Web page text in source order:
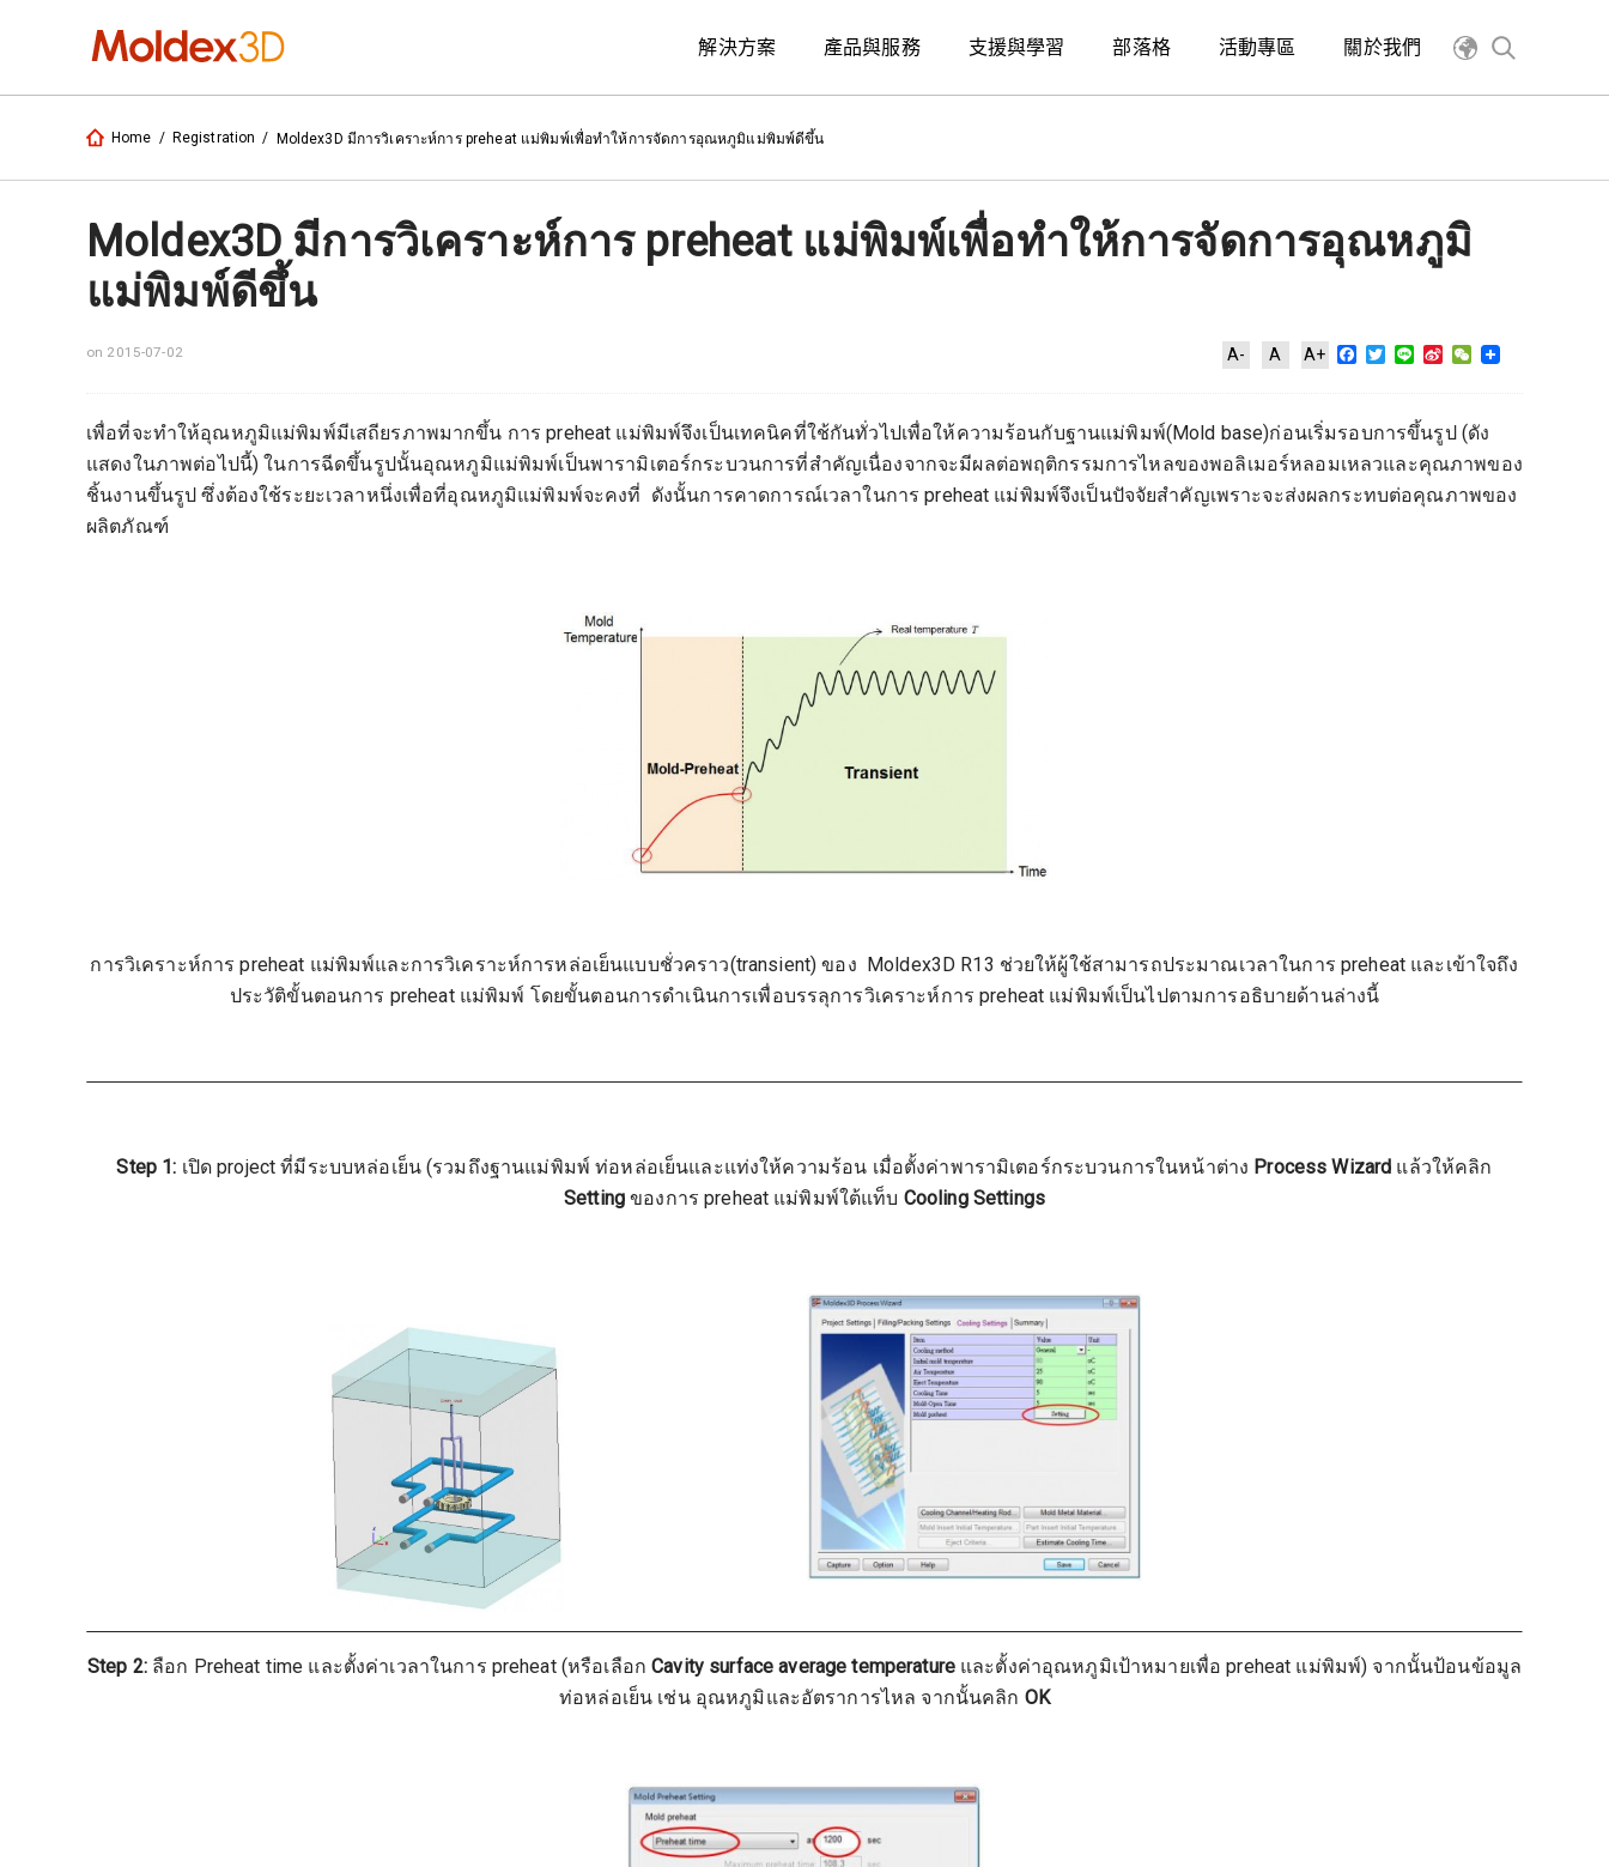
解決方案 產品與服務 支援與學習 部落格 活動專區 關於我們
Home / Registration / Moldex3D มีการวิเคราะห์การ preheat แม่พิมพ์เพื่อทำให้การจัดการอุณหภูมิแม่พิมพ์ดีขึ้น
Moldex3D มีการวิเคราะห์การ preheat แม่พิมพ์เพื่อทำให้การจัดการอุณหภูมิ
แม่พิมพ์ดีขึ้น
on 2015-07-02 A- A A+ Facebook
Twitter
Line Sina WeChat
เพื่อที่จะทำให้อุณหภูมิแม่พิมพ์มีเสถียรภาพมากขึ้น การ preheat แม่พิมพ์จึงเป็นเทคนิคที่ใช้กันทั่วไปเพื่อให้ความร้อนกับฐานแม่พิมพ์(Mold base)ก่อนเริ่มรอบการขึ้นรูป (ดัง
แสดงในภาพต่อไปนี้) ในการฉีดขึ้นรูปนั้นอุณหภูมิแม่พิมพ์เป็นพารามิเตอร์กระบวนการที่สำคัญเนื่องจากจะมีผลต่อพฤติกรรมการไหลของพอลิเมอร์หลอมเหลวและคุณภาพของ
ชิ้นงานขึ้นรูป ซึ่งต้องใช้ระยะเวลาหนึ่งเพื่อที่อุณหภูมิแม่พิมพ์จะคงที่ ดังนั้นการคาดการณ์เวลาในการ preheat แม่พิมพ์จึงเป็นปัจจัยสำคัญเพราะจะส่งผลกระทบต่อคุณภาพของ
ผลิตภัณฑ์
การวิเคราะห์การ preheat แม่พิมพ์และการวิเคราะห์การหล่อเย็นแบบชั่วคราว(transient) ของ Moldex3D R13 ช่วยให้ผู้ใช้สามารถประมาณเวลาในการ preheat และเข้าใจถึง
ประวัติขั้นตอนการ preheat แม่พิมพ์ โดยขั้นตอนการดำเนินการเพื่อบรรลุการวิเคราะห์การ preheat แม่พิมพ์เป็นไปตามการอธิบายด้านล่างนี้
Step 1: เปิด project ที่มีระบบหล่อเย็น (รวมถึงฐานแม่พิมพ์ ท่อหล่อเย็นและแท่งให้ความร้อน เมื่อตั้งค่าพารามิเตอร์กระบวนการในหน้าต่าง Process Wizard แล้วให้คลิก
Settingของการ preheat แม่พิมพ์ใต้แท็บ Cooling Settings
Step 2: ลือก Preheat time และตั้งค่าเวลาในการ preheat (หรือเลือกCavity surface average temperatureและตั้งค่าอุณหภูมิเป้าหมายเพื่อ preheat แม่พิมพ์) จากนั้นป้อนข้อมูล
ท่อหล่อเย็น เช่น อุณหภูมิและอัตราการไหล จากนั้นคลิก OK